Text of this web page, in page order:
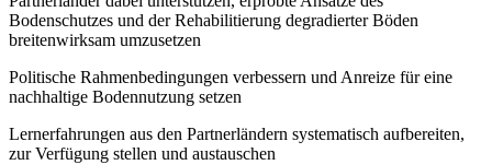
Bodenschutzes und der Rehabilitierung degradierter Böden
breitenwirksam umzusetzen
Politische Rahmenbedingungen verbessern und Anreize für eine
nachhaltige Bodennutzung setzen
Lernerfahrungen aus den Partnerländern systematisch aufbereiten,
zur Verfügung stellen und austauschen